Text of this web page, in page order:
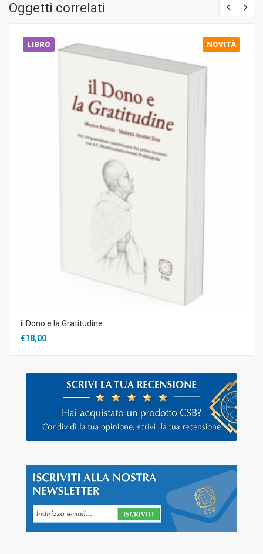
Oggetti correlati
LIBRO NOVITÀ
il Dono e la Gratitudine
€18,00